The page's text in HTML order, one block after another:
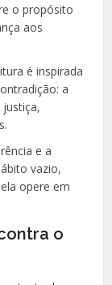
o propósito
aos
é inspirada
a
justiça,
e a
vazio,
opere em
o